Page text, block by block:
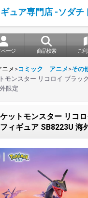
ュア専門店 -ソダチ
ページ 商品検索 ご
メ>コミック アニメ >その
モンスター リコロイ ブラッ
限定
ットモンスター リコ
ィギュア SB8223U 海